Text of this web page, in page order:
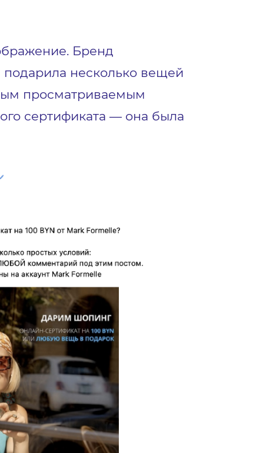
Бренд
несколько вещей
просматриваемым
сертификата — она была